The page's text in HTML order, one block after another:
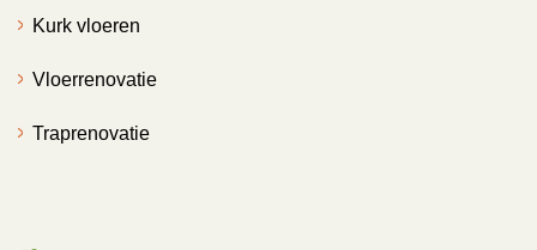
Kurk vloeren
Vloerrenovatie
Traprenovatie